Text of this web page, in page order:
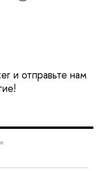
и отправьте нам